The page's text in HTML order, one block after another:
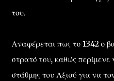
του.
Αναφέρεται πως το 1342 ο
στρατό του, καθώς περίμενε
στάθμης του Αξιού για να